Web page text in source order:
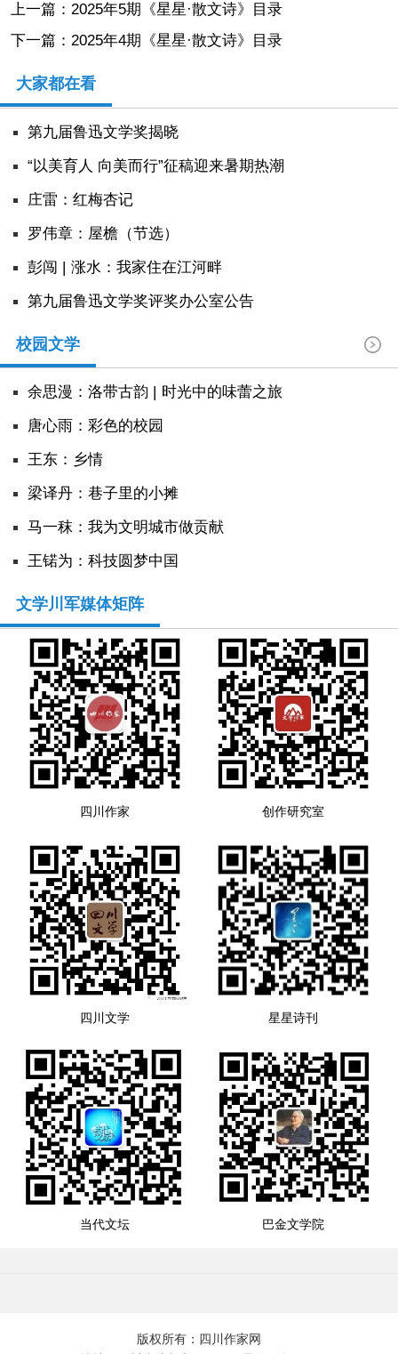
上一篇：2025年5期《星星·散文诗》目录
下一篇：2025年4期《星星·散文诗》目录
大家都在看
第九届鲁迅文学奖揭晓
“以美育人 向美而行”征稿迎来暑期热潮
庄雷：红梅杏记
罗伟章：屋檐（节选）
彭闯 | 涨水：我家住在江河畔
第九届鲁迅文学奖评奖办公室公告
校园文学
余思漫：洛带古韵 | 时光中的味蕾之旅
唐心雨：彩色的校园
王东：乡情
​梁译丹：巷子里的小摊
马一秣：我为文明城市做贡献
王锘为：科技圆梦中国
文学川军媒体矩阵
四川作家 创作研究室
四川文学 星星诗刊
当代文坛 巴金文学院
版权所有：四川作家网